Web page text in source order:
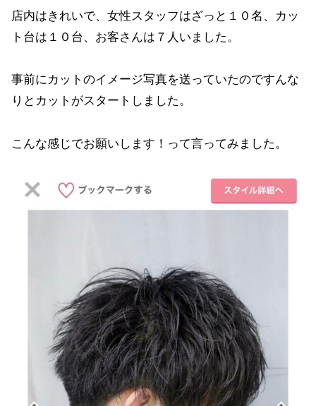
店内はきれいで、女性スタッフはざっと１０名、カッ
ト台は１０台、お客さんは７人いました。
事前にカットのイメージ写真を送っていたのですんな
りとカットがスタートしました。
こんな感じでお願いします！って言ってみました。